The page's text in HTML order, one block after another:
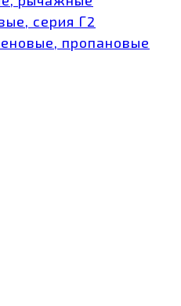
серия Г2
пропановые